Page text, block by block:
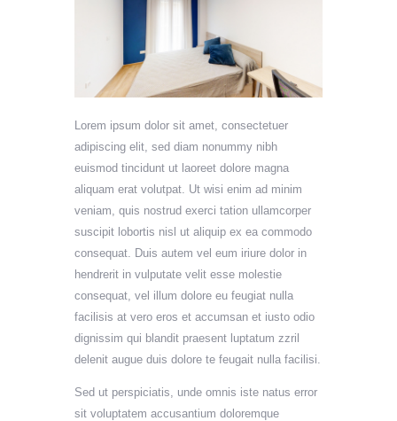
Lorem ipsum dolor sit amet, consectetuer
adipiscing elit, sed diam nonummy nibh
euismod tincidunt ut laoreet dolore magna
aliquam erat volutpat. Ut wisi enim ad minim
veniam, quis nostrud exerci tation ullamcorper
suscipit lobortis nisl ut aliquip ex ea commodo
consequat. Duis autem vel eum iriure dolor in
hendrerit in vulputate velit esse molestie
consequat, vel illum dolore eu feugiat nulla
facilisis at vero eros et accumsan et iusto odio
dignissim qui blandit praesent luptatum zzril
delenit augue duis dolore te feugait nulla facilisi.
Sed ut perspiciatis, unde omnis iste natus error
sit voluptatem accusantium doloremque